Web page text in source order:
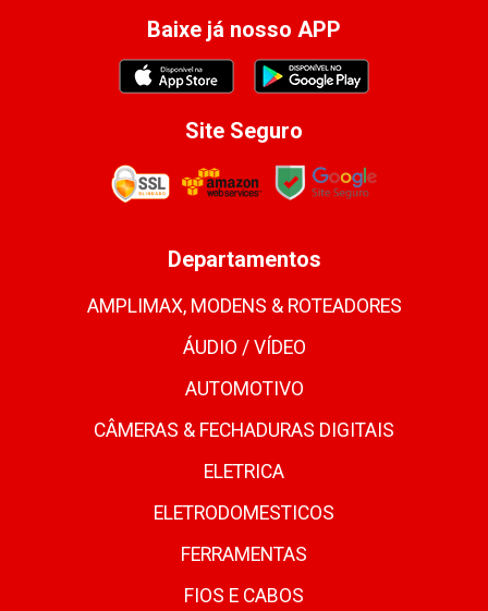
Baixe já nosso APP
Site Seguro
Departamentos
AMPLIMAX, MODENS & ROTEADORES
ÁUDIO / VÍDEO
AUTOMOTIVO
CÂMERAS & FECHADURAS DIGITAIS
ELETRICA
ELETRODOMESTICOS
FERRAMENTAS
FIOS E CABOS